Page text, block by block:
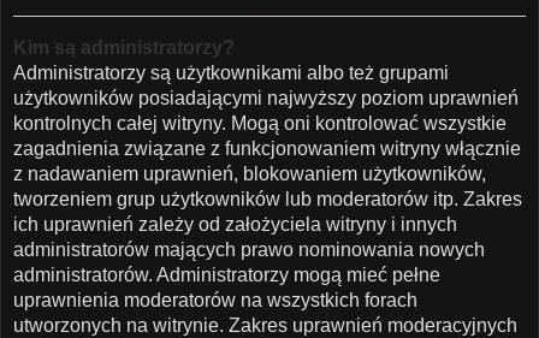
Kim są administratorzy?
Administratorzy są użytkownikami albo też grupami
użytkowników posiadającymi najwyższy poziom uprawnień
kontrolnych całej witryny. Mogą oni kontrolować wszystkie
zagadnienia związane z funkcjonowaniem witryny włącznie
z nadawaniem uprawnień, blokowaniem użytkowników,
tworzeniem grup użytkowników lub moderatorów itp. Zakres
ich uprawnień zależy od założyciela witryny i innych
administratorów mających prawo nominowania nowych
administratorów. Administratorzy mogą mieć pełne
uprawnienia moderatorów na wszystkich forach
utworzonych na witrynie. Zakres uprawnień moderacyjnych